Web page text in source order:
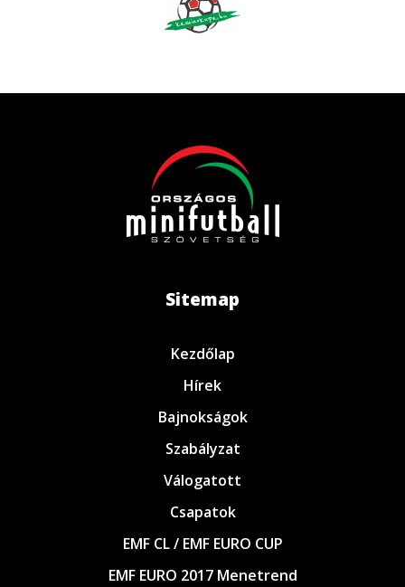
Sitemap
Kezdőlap
Hírek
Bajnokságok
Szabályzat
Válogatott
Csapatok
EMF CL / EMF EURO CUP
EMF EURO 2017 Menetrend